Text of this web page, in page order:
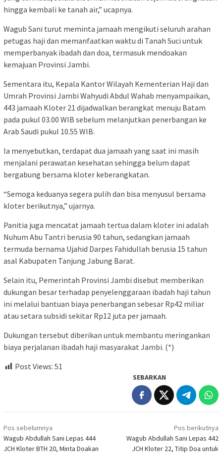
hingga kembali ke tanah air,” ucapnya.
Wagub Sani turut meminta jamaah mengikuti seluruh arahan
petugas haji dan memanfaatkan waktu di Tanah Suci untuk
memperbanyak ibadah dan doa, termasuk mendoakan
kemajuan Provinsi Jambi.
Sementara itu, Kepala Kantor Wilayah Kementerian Haji dan
Umrah Provinsi Jambi Wahyudi Abdul Wahab menyampaikan,
443 jamaah Kloter 21 dijadwalkan berangkat menuju Batam
pada pukul 03.00 WIB sebelum melanjutkan penerbangan ke
Arab Saudi pukul 10.55 WIB.
Ia menyebutkan, terdapat dua jamaah yang saat ini masih
menjalani perawatan kesehatan sehingga belum dapat
bergabung bersama kloter keberangkatan.
“Semoga keduanya segera pulih dan bisa menyusul bersama
kloter berikutnya,” ujarnya.
Panitia juga mencatat jamaah tertua dalam kloter ini adalah
Nuhum Abu Tantri berusia 90 tahun, sedangkan jamaah
termuda bernama Ujahid Darpes Fahidullah berusia 15 tahun
asal Kabupaten Tanjung Jabung Barat.
Selain itu, Pemerintah Provinsi Jambi disebut memberikan
dukungan besar terhadap penyelenggaraan ibadah haji tahun
ini melalui bantuan biaya penerbangan sebesar Rp42 miliar
atau setara subsidi sekitar Rp12 juta per jamaah.
Dukungan tersebut diberikan untuk membantu meringankan
biaya perjalanan ibadah haji masyarakat Jambi. (*)
Post Views: 51
SEBARKAN
Navigasi
pos
Pos sebelumnya
Wagub Abdullah Sani Lepas 444
JCH Kloter BTH 20, Minta Doakan
Pos berikutnya
Wagub Abdullah Sani Lepas 442
JCH Kloter 22, Titip Doa untuk